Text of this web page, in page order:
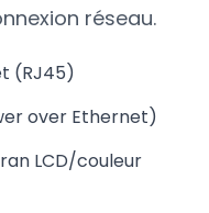
réseau.
(RJ45)
over Ethernet)
LCD/couleur